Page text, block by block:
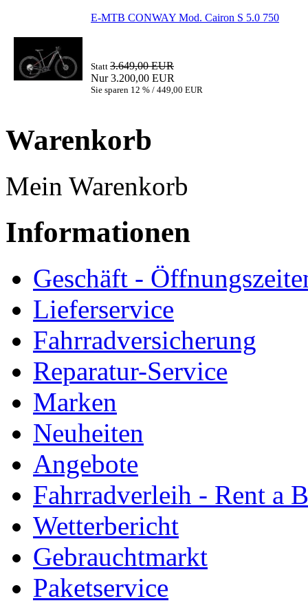
E-MTB CONWAY Mod. Cairon S 5.0 750
Statt 3.649,00 EUR
Nur 3.200,00 EUR
Sie sparen 12 % / 449,00 EUR
Warenkorb
Mein Warenkorb
Informationen
Geschäft -
Lieferservice
Fahrradversicherung
Reparatur-Service
Marken
Neuheiten
Angebote
Fahrradverleih - Rent a
Wetterbericht
Gebrauchtmarkt
Paketservice